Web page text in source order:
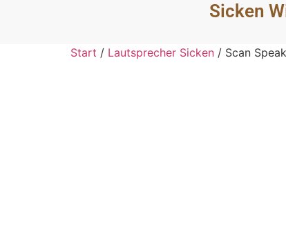
Sicken
Start / Lautsprecher Sicken / Scan